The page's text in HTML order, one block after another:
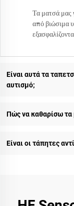
Τα ματσά μας
από βιώσιμα
Είναι αυτά τα
αυτισμό;
Πώς να καθαρίσω τα
Είναι οι τάπητες